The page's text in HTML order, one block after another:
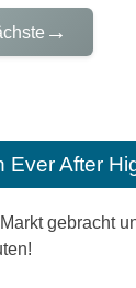
→
Ever After
gebracht